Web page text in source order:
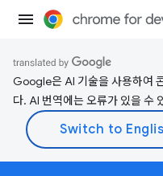
Google은 AI 기술을 사용하여
다. AI 번역에는 오류가 있을 수